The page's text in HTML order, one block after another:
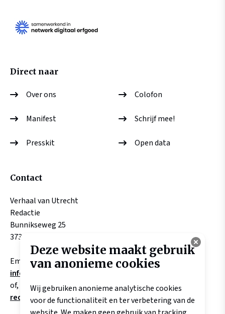
Direct naar
Over ons Colofon
Manifest Schrijf mee!
Presskit Open data
Contact
Verhaal van Utrecht
Redactie
Bunnikseweg 25
3732 HV DE BILT
Email:
info@verhaalvanutrecht.nl
of, aangaande verhalen
redactie@verhaalvanutrecht.nl
Deze website maakt gebruik
van anonieme cookies
Wij gebruiken anonieme analytische cookies
voor de functionaliteit en ter verbetering van de